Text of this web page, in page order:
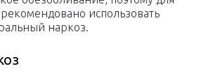
использовать
наркоз.